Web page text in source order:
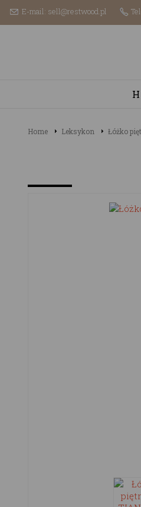
E-mail: sell@restwood.pl
Home Leksykon Łóżko